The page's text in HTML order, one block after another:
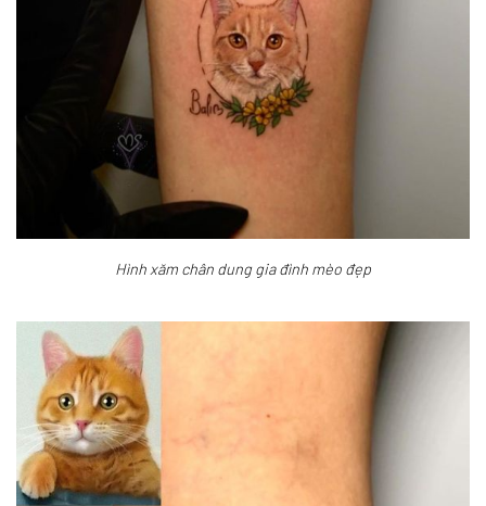
Hình xăm chân dung gia đình mèo đẹp